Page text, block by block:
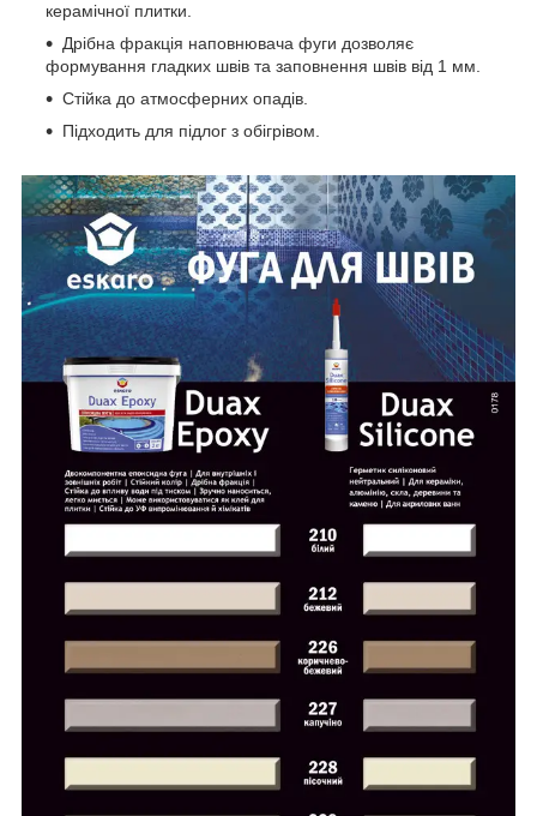
керамічної плитки.
Дрібна фракція наповнювача фуги дозволяє
формування гладких швів та заповнення швів від 1 мм.
Стійка до атмосферних опадів.
Підходить для підлог з обігрівом.